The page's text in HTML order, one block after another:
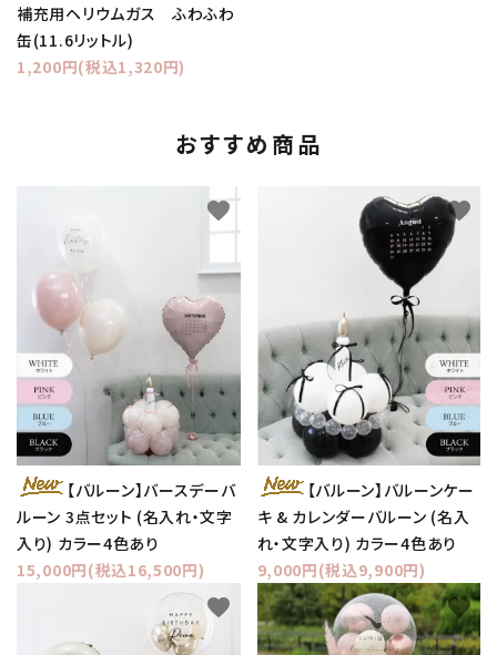
補充用ヘリウムガス ふわふわ
缶(11.6リットル)
1,200円(税込1,320円)
おすすめ商品
【バルーン】バースデーバ
ルーン 3点セット (名入れ・文字
入り) カラー4色あり
15,000円(税込16,500円)
favorite
【バルーン】バルーンケー
キ & カレンダーバルーン (名入
れ・文字入り) カラー4色あり
9,000円(税込9,900円)
favorite
favorite favorite